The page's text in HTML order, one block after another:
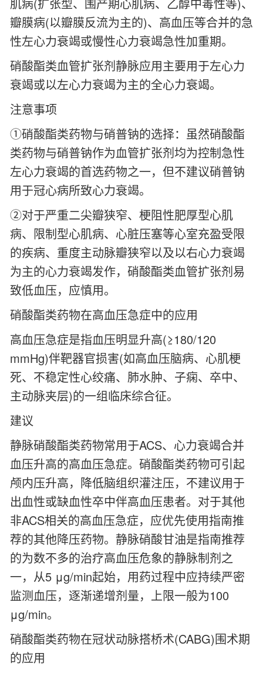
瓣膜病(以瓣膜反流为主的)、高血压等合并的急
性左心力衰竭或慢性心力衰竭急性加重期。
硝酸酯类血管扩张剂静脉应用主要用于左心力
衰竭或以左心力衰竭为主的全心力衰竭。
注意事项
①硝酸酯类药物与硝普钠的选择：虽然硝酸酯
类药物与硝普钠作为血管扩张剂均为控制急性
左心力衰竭的首选药物之一，但不建议硝普钠
用于冠心病所致心力衰竭。
②对于严重二尖瓣狭窄、梗阻性肥厚型心肌
病、限制型心肌病、心脏压塞等心室充盈受限
的疾病、重度主动脉瓣狭窄以及以右心力衰竭
为主的心力衰竭发作，硝酸酯类血管扩张剂易
致低血压，应慎用。
硝酸酯类药物在高血压急症中的应用
高血压急症是指血压明显升高(≥180/120
mmHg)伴靶器官损害(如高血压脑病、心肌梗
死、不稳定性心绞痛、肺水肿、子痫、卒中、
主动脉夹层)的一组临床综合征。
建议
静脉硝酸酯类药物常用于ACS、心力衰竭合并
血压升高的高血压急症。硝酸酯类药物可引起
颅内压升高，降低脑组织灌注压，不建议用于
出血性或缺血性卒中伴高血压患者。对于其他
非ACS相关的高血压急症，应优先使用指南推
荐的其他降压药物。静脉硝酸甘油是指南推荐
的为数不多的治疗高血压危象的静脉制剂之
一，从5 μg/min起始，用药过程中应持续严密
监测血压，逐渐递增剂量，上限一般为100
μg/min。
硝酸酯类药物在冠状动脉搭桥术(CABG)围术期
的应用